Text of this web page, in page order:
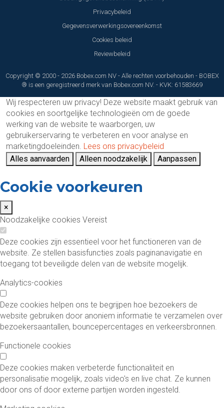
Privacybeleid
Gegevensverwerkingsovereenkomst
Cookies beleid
Reviewbeleid
Copyright © 2000 - 2026 Bobex.com NV - Alle rechten voorbehouden - BOBEX
® is een geregistreerd merk van Bobex.com NV. - KVK: 61583669
Wij respecteren uw privacy! Deze website maakt gebruik van
cookies en soortgelijke technologieën om de goede
werking van de website te waarborgen, uw
gebruikerservaring te verbeteren en voor analyse en
marketingdoeleinden. Lees ons privacybeleid
Alles aanvaarden
Alleen noodzakelijk Aanpassen
Cookie voorkeuren
×
Noodzakelijke cookies Vereist
Deze cookies zijn essentieel voor het functioneren van de
website. Ze stellen basisfuncties zoals paginanavigatie en
toegang tot beveiligde delen van de website mogelijk.
Analytics-cookies
Deze cookies helpen ons te begrijpen hoe bezoekers de
website gebruiken door anoniem informatie te verzamelen over
bezoekersaantallen, bouncepercentages en verkeersbronnen.
Functionele cookies
Deze cookies maken verbeterde functionaliteit en
personalisatie mogelijk, zoals video's en live chat. Ze kunnen
door ons of door externe partijen worden ingesteld.